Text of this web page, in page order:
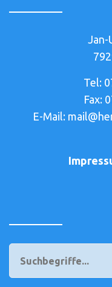
Jan-
Tel:
Fax:
E-Mail: